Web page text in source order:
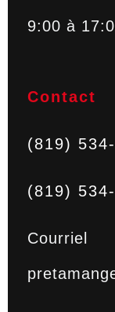
9:00 à
Contact
(819)
(819)
Courriel